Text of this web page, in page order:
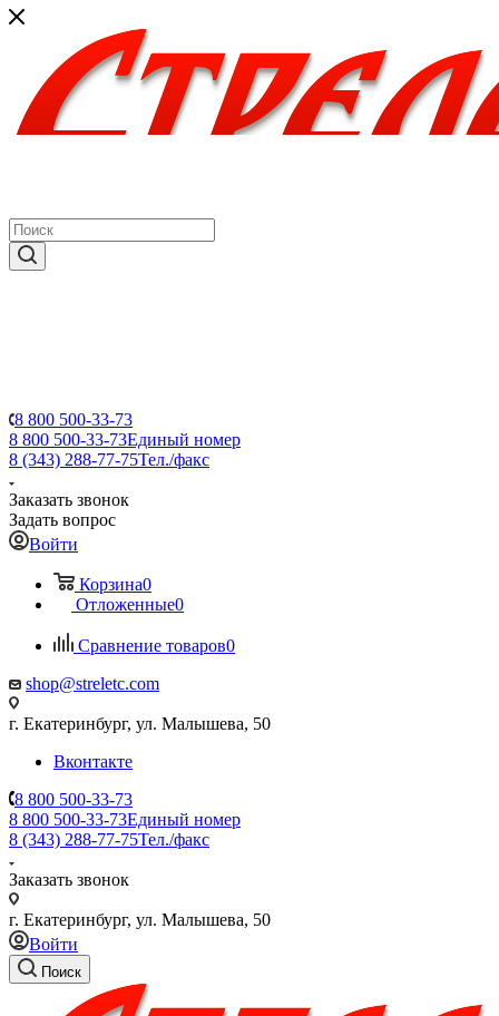
8 800 500-33-73
8 800 500-33-73Единый номер
8 (343) 288-77-75Тел./факс
Заказать звонок
Задать вопрос
Войти
Корзина0
Отложенные0
Сравнение товаров0
shop@streletc.com
г. Екатеринбург, ул. Малышева, 50
Вконтакте
8 800 500-33-73
8 800 500-33-73Единый номер
8 (343) 288-77-75Тел./факс
Заказать звонок
г. Екатеринбург, ул. Малышева, 50
Войти
Поиск